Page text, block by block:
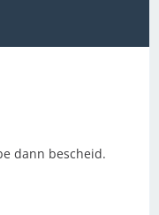
dann bescheid.